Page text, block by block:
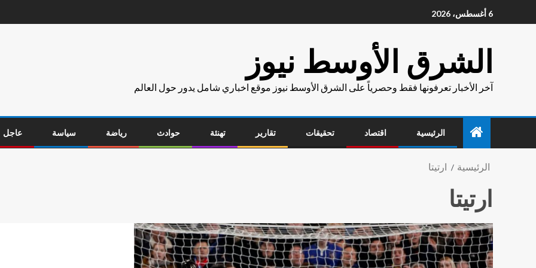
6 أغسطس، 2026
الشرق الأوسط نيوز
آخر الأخبار تعرفونها فقط وحصرياً على الشرق الأوسط نيوز موقع اخباري شامل يدور حول العالم
الرئيسية اقتصاد تحقيقات تقارير تهنئة حوادث رياضة سياسة عاجل
الرئيسية ارتيتا
ارتيتا